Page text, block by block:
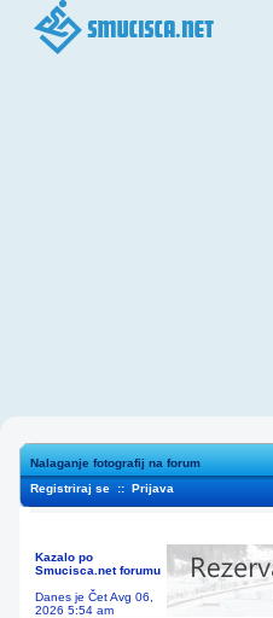
Nalaganje fotografij na forum
Registriraj se :: Prijava
Kazalo po
Smucisca.net forumu
Danes je Čet Avg 06,
2026 5:54 am